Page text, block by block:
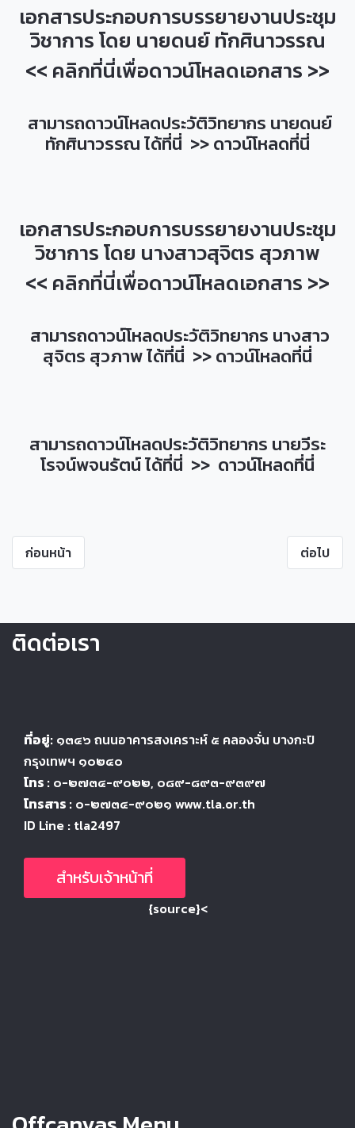
เอกสารประกอบการบรรยายงานประชุม
วิชาการ โดย นายดนย์ ทักศินาวรรณ
<< คลิกที่นี่เพื่อดาวน์โหลดเอกสาร >>
สามารถดาวน์โหลดประวัติวิทยากร นายดนย์
ทักศินาวรรณ ได้ที่นี่ >>ดาวน์โหลดที่นี่
เอกสารประกอบการบรรยายงานประชุม
วิชาการ โดย นางสาวสุจิตร สุวภาพ
<< คลิกที่นี่เพื่อดาวน์โหลดเอกสาร >>
สามารถดาวน์โหลดประวัติวิทยากร นางสาว
สุจิตร สุวภาพ ได้ที่นี่ >>ดาวน์โหลดที่นี่
สามารถดาวน์โหลดประวัติวิทยากร นายวีระ
โรจน์พจนรัตน์ ได้ที่นี่ >> ดาวน์โหลดที่นี่
ก่อนหน้า ต่อไป
ติดต่อเรา
ที่อยู่: ๑๓๔๖ ถนนอาคารสงเคราะห์ ๕ คลองจั่น บางกะปิ
กรุงเทพฯ ๑๐๒๔๐
โทร : ๐-๒๗๓๔-๙๐๒๒, ๐๘๙-๘๙๓-๙๓๙๗
โทรสาร : ๐-๒๗๓๔-๙๐๒๑ www.tla.or.th
ID Line : tla2497
สำหรับเจ้าหน้าที่
{source}<